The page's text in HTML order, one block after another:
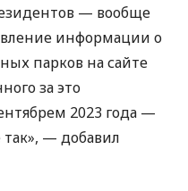
— вообще
информации о
парков на сайте
за это
2023 года —
так», — добавил